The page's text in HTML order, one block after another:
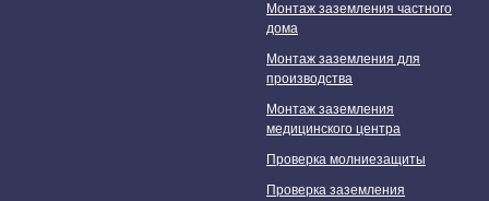
Монтаж заземления частного
дома
Монтаж заземления для
производства
Монтаж заземления
медицинского центра
Проверка молниезащиты
Проверка заземления